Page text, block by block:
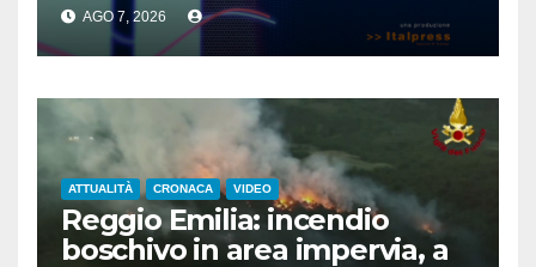
AGO 7, 2026
ATTUALITÀ CRONACA VIDEO
Reggio Emilia: incendio
boschivo in area impervia, a